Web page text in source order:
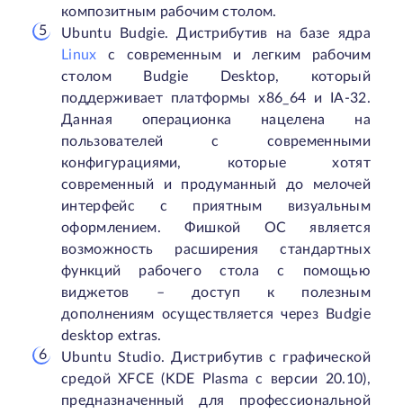
композитным рабочим столом.
Ubuntu Budgie. Дистрибутив на базе ядра
Linux с современным и легким рабочим
столом Budgie Desktop, который
поддерживает платформы x86_64 и IA-32.
Данная операционка нацелена на
пользователей с современными
конфигурациями, которые хотят
современный и продуманный до мелочей
интерфейс с приятным визуальным
оформлением. Фишкой ОС является
возможность расширения стандартных
функций рабочего стола с помощью
виджетов – доступ к полезным
дополнениям осуществляется через Budgie
desktop extras.
Ubuntu Studio. Дистрибутив с графической
средой XFCE (KDE Plasma с версии 20.10),
предназначенный для профессиональной